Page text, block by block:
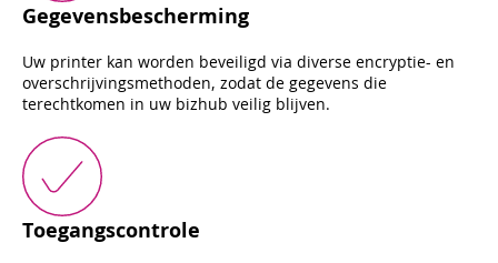
Gegevensbescherming
Uw printer kan worden beveiligd via diverse encryptie- en
overschrijvingsmethoden, zodat de gegevens die
terechtkomen in uw bizhub veilig blijven.
Toegangscontrole